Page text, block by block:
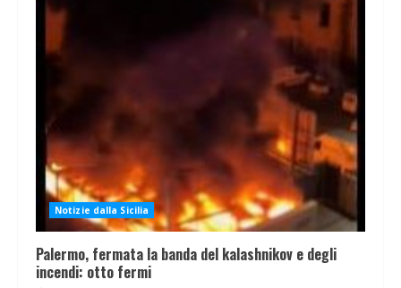
Notizie dalla Sicilia
Palermo, fermata la banda del kalashnikov e degli
incendi: otto fermi